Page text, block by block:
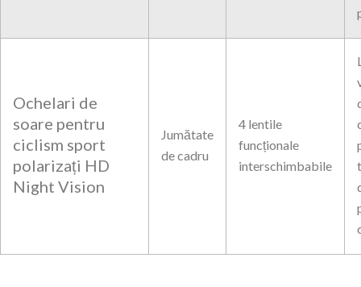
Ochelari de
soare pentru
ciclism sport
polarizați HD
Night Vision
Jumătate
de cadru
4 lentile
funcționale
interschimbabile